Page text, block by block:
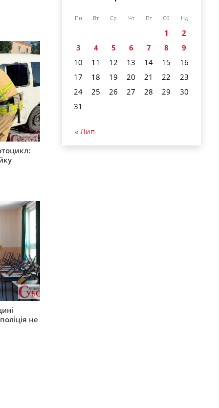
не
Пн Вт Ср Чт Пт Сб Нд
1
2
3
4 5 6 7 8
9
10
11 12 13 14 15
16
17
18 19 20 21 22
23
24
25 26 27 28 29
30
31
« Лип